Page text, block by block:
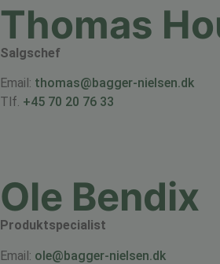
Thomas
Salgschef
Email: thomas@bagger-nielsen.dk
Tlf. +45 70 20 76 33
Ole Bendix
Produktspecialist
Email: ole@bagger-nielsen.dk